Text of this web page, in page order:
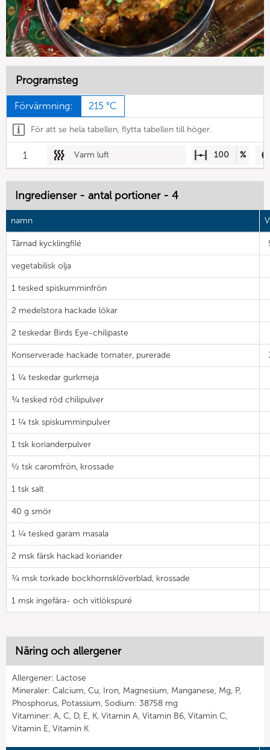
Programsteg
Förvärmning: 215 °C
För att se hela tabellen, flytta tabellen till höger.
1 Varm luft 100 %
Ingredienser - antal portioner - 4
namn
Tärnad kycklingfilé
vegetabilisk olja
1 tesked spiskumminfrön
2 medelstora hackade lökar
2 teskedar Birds Eye-chilipaste
Konserverade hackade tomater, purerade
1 ¼ teskedar gurkmeja
¾ tesked röd chilipulver
1 ¼ tsk spiskumminpulver
1 tsk korianderpulver
½ tsk caromfrön, krossade
1 tsk salt
40 g smör
1 ¼ tesked garam masala
2 msk färsk hackad koriander
¾ msk torkade bockhornsklöverblad, krossade
1 msk ingefära- och vitlökspuré
Näring och allergener
Allergener: Lactose
Mineraler: Calcium, Cu, Iron, Magnesium, Manganese, Mg, P,
Phosphorus, Potassium, Sodium: 38758 mg
Vitaminer: A, C, D, E, K, Vitamin A, Vitamin B6, Vitamin C,
Vitamin E, Vitamin K